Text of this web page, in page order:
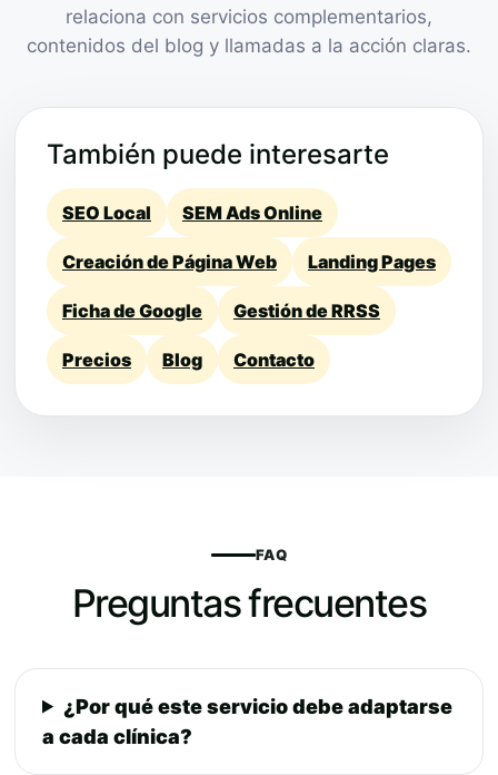
relaciona con servicios complementarios,
contenidos del blog y llamadas a la acción claras.
También puede interesarte
SEO Local SEM Ads Online
Creación de Página Web Landing Pages
Ficha de Google Gestión de RRSS
Precios Blog Contacto
FAQ
Preguntas frecuentes
¿Por qué este servicio debe adaptarse
a cada clínica?